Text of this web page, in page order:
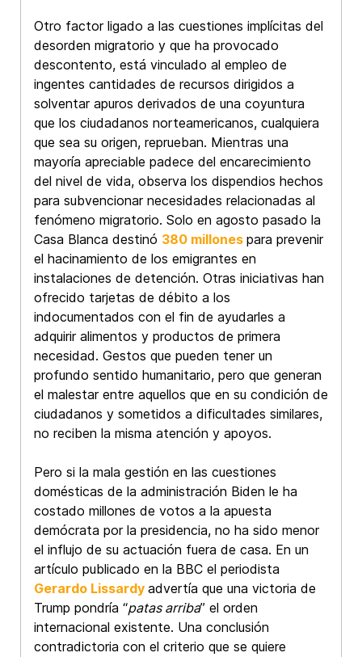
Otro factor ligado a las cuestiones implícitas del
desorden migratorio y que ha provocado
descontento, está vinculado al empleo de
ingentes cantidades de recursos dirigidos a
solventar apuros derivados de una coyuntura
que los ciudadanos norteamericanos, cualquiera
que sea su origen, reprueban. Mientras una
mayoría apreciable padece del encarecimiento
del nivel de vida, observa los dispendios hechos
para subvencionar necesidades relacionadas al
fenómeno migratorio. Solo en agosto pasado la
Casa Blanca destinó 380 millones para prevenir
el hacinamiento de los emigrantes en
instalaciones de detención. Otras iniciativas han
ofrecido tarjetas de débito a los
indocumentados con el fin de ayudarles a
adquirir alimentos y productos de primera
necesidad. Gestos que pueden tener un
profundo sentido humanitario, pero que generan
el malestar entre aquellos que en su condición de
ciudadanos y sometidos a dificultades similares,
no reciben la misma atención y apoyos.
Pero si la mala gestión en las cuestiones
domésticas de la administración Biden le ha
costado millones de votos a la apuesta
demócrata por la presidencia, no ha sido menor
el influjo de su actuación fuera de casa. En un
artículo publicado en la BBC el periodista
Gerardo Lissardy advertía que una victoria de
Trump pondría “patas arriba” el orden
internacional existente. Una conclusión
contradictoria con el criterio que se quiere